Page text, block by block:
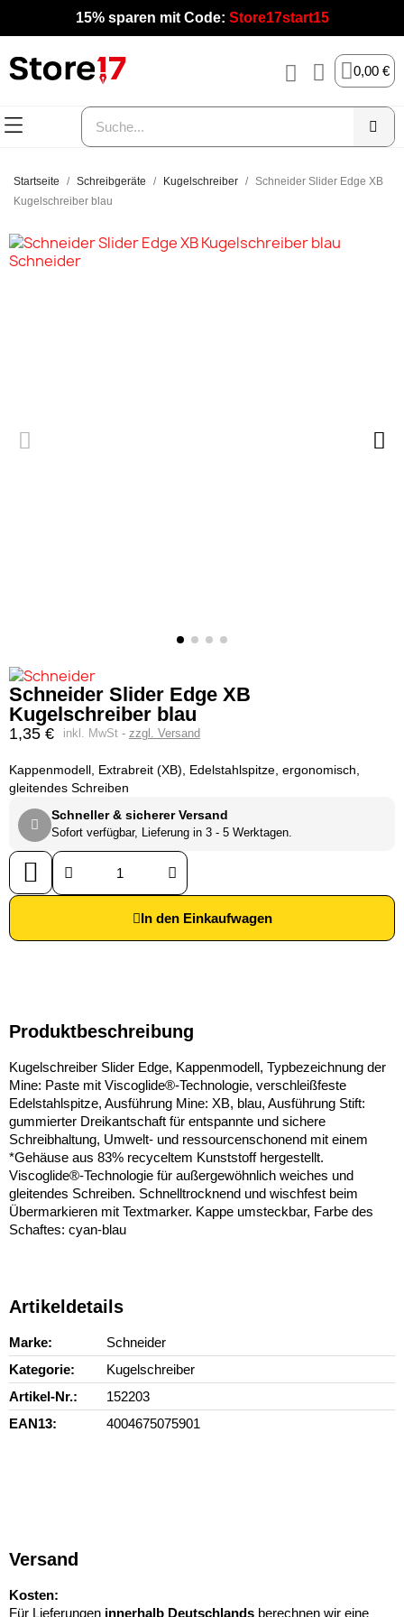
15% sparen mit Code: Store17start15
0,00 €
Startseite Schreibgeräte Kugelschreiber
Schneider Slider Edge XB
Kugelschreiber blau
Schneider Slider Edge XB
Kugelschreiber blau
1,35 € inkl. MwSt zzgl. Versand
Kappenmodell, Extrabreit (XB), Edelstahlspitze, ergonomisch,
gleitendes Schreiben
Schneller & sicherer Versand
Sofort verfügbar, Lieferung in 3 - 5 Werktagen.
In den Einkaufwagen
Produktbeschreibung
Kugelschreiber Slider Edge, Kappenmodell, Typbezeichnung der
Mine: Paste mit Viscoglide®-Technologie, verschleißfeste
Edelstahlspitze, Ausführung Mine: XB, blau, Ausführung Stift:
gummierter Dreikantschaft für entspannte und sichere
Schreibhaltung, Umwelt- und ressourcenschonend mit einem
*Gehäuse aus 83% recyceltem Kunststoff hergestellt.
Viscoglide®-Technologie für außergewöhnlich weiches und
gleitendes Schreiben. Schnelltrocknend und wischfest beim
Übermarkieren mit Textmarker. Kappe umsteckbar, Farbe des
Schaftes: cyan-blau
Artikeldetails
Marke
Schneider
Kategorie
Kugelschreiber
Artikel-Nr.
152203
EAN13
4004675075901
Versand
Kosten:
Für Lieferungen innerhalb Deutschlands berechnen wir eine